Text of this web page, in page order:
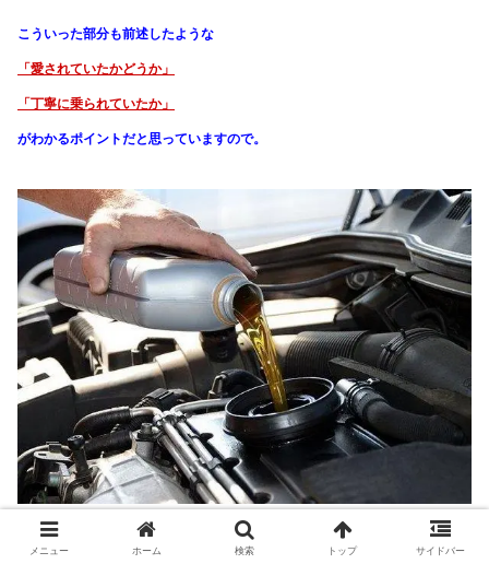
こういった部分も前述したような
「愛されていたかどうか」
「丁寧に乗られていたか」
がわかるポイントだと思っていますので。
メニュー ホーム 検索 トップ サイドバー